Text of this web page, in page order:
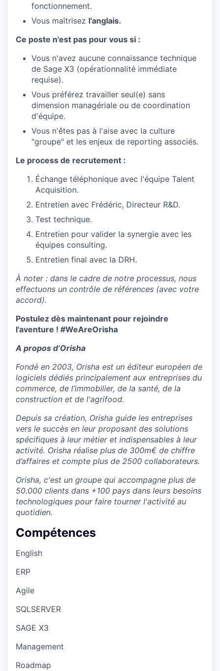
fonctionnement.
Vous maîtrisez l'anglais.
Ce poste n'est pas pour vous si :
Vous n'avez aucune connaissance technique
de Sage X3 (opérationnalité immédiate
requise).
Vous préférez travailler seul(e) sans
dimension managériale ou de coordination
d'équipe.
Vous n'êtes pas à l'aise avec la culture
"groupe" et les enjeux de reporting associés.
Le process de recrutement :
Échange téléphonique avec l'équipe Talent
Acquisition.
Entretien avec Frédéric, Directeur R&D.
Test technique.
Entretien pour valider la synergie avec les
équipes consulting.
Entretien final avec la DRH.
À noter : dans le cadre de notre processus, nous
effectuons un contrôle de références (avec votre
accord).
Postulez dès maintenant pour rejoindre
l'aventure ! #WeAreOrisha
A propos d’Orisha
Fondé en 2003, Orisha est un éditeur européen de
logiciels dédiés principalement aux entreprises du
commerce, de l’immobilier, de la santé, de la
construction et de l'agrifood.
Depuis sa création, Orisha guide les entreprises
vers le succès en leur proposant des solutions
spécifiques à leur métier et indispensables à leur
activité. Orisha réalise plus de 300m€ de chiffre
d’affaires et compte plus de 2500 collaborateurs.
Orisha, c'est un groupe qui accompagne plus de
50.000 clients dans +100 pays dans leurs besoins
technologiques pour faire tourner l'activité au
quotidien.
Compétences
English
ERP
Agile
SQLSERVER
SAGE X3
Management
Roadmap